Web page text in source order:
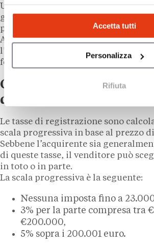
Accetta tutti
Personalizza
Rifiuta
Un avviso legale deve essere
giornale autorizzato entro 15 giorni
perfezionamento della vendita.
Allo stesso tempo, l’acquirente
l’attività sul sito web dello sportello
formalità commerciali.
Come si calcola il costo
dell’acquisto di
Le tasse di registrazione sono
scala progressiva in base al prezzo
Sebbene l’acquirente sia
di queste tasse, il venditore può
in toto o in parte.
La scala progressiva è la seguente:
Nessuna imposta fino a
3% per la parte compresa tra
€200.000,
5% sopra i 200.001 euro.